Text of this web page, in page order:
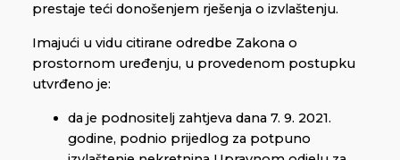
prestaje teći donošenjem rješenja o izvlaštenju.
Imajući u vidu citirane odredbe Zakona o
prostornom uređenju, u provedenom postupku
utvrđeno je:
da je podnositelj zahtjeva dana 7. 9. 2021.
godine, podnio prijedlog za potpuno